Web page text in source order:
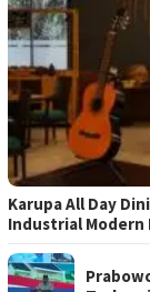
Karupa All Day
Industrial Modern